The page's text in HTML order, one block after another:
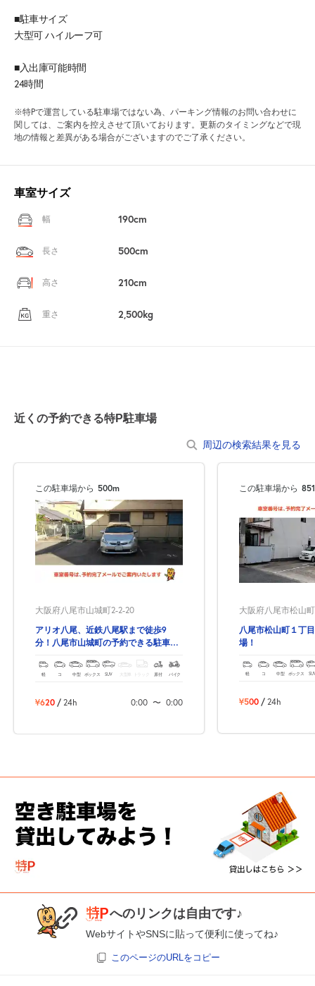
■駐車サイズ
大型可 ハイルーフ可
■入出庫可能時間
24時間
※特Pで運営している駐車場ではない為、パーキング情報のお問い合わせに
関しては、ご案内を控えさせて頂いております。更新のタイミングなどで現
地の情報と差異がある場合がございますのでご了承ください。
車室サイズ
幅 190cm
長さ 500cm
高さ 210cm
重さ 2,500kg
近くの予約できる特P駐車場
周辺の検索結果を見る
この駐車場から 500m
大阪府八尾市山城町2-2-20
アリオ八尾、近鉄八尾駅まで徒歩9
分！八尾市山城町の予約できる駐車
軽 コ 中型 ボックス SUV 大型車 トラック 原付 バイク
¥620 / 24h 0:00 〜 0:00
この駐車場から
大阪府八尾市松山
八尾市松山町１丁
場！
軽 コ 中型 ボックス
¥500 / 24h
へのリンクは自由です♪
WebサイトやSNSに貼って便利に使ってね♪
このページのURLをコピー